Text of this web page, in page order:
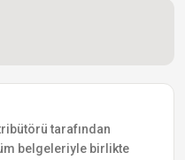
tarafından
belgeleriyle birlikte